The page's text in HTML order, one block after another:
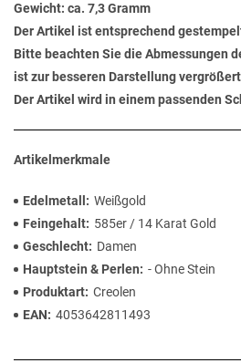
Gewicht: ca. 7,3 Gramm
Der Artikel ist entsprechend
Bitte beachten Sie die Abmessungen
ist zur besseren Darstellung
Der Artikel wird in einem passenden
Artikelmerkmale
Edelmetall
Weißgold
Feingehalt
585er / 14 Karat Gold
Geschlecht
Damen
Hauptstein & Perlen
- Ohne Stein
Produktart Creolen
EAN
4053642811493